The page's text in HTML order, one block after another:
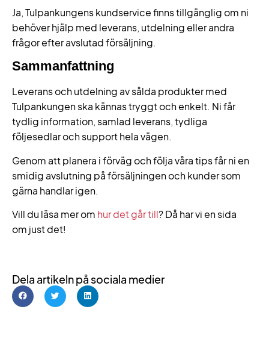
Ja, Tulpankungens kundservice finns tillgänglig om ni
behöver hjälp med leverans, utdelning eller andra
frågor efter avslutad försäljning.
Sammanfattning
Leverans och utdelning av sålda produkter med
Tulpankungen ska kännas tryggt och enkelt. Ni får
tydlig information, samlad leverans, tydliga
följesedlar och support hela vägen.
Genom att planera i förväg och följa våra tips får ni en
smidig avslutning på försäljningen och kunder som
gärna handlar igen.
Vill du läsa mer om hur det går till? Då har vi en sida
om just det!
Dela artikeln på sociala medier